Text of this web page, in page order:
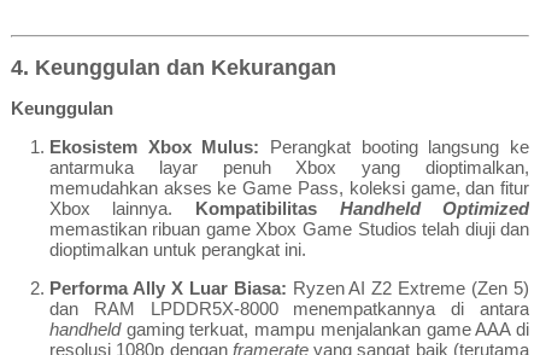
4. Keunggulan dan Kekurangan
Keunggulan
Ekosistem Xbox Mulus: Perangkat booting langsung ke
antarmuka layar penuh Xbox yang dioptimalkan,
memudahkan akses ke Game Pass, koleksi game, dan fitur
Xbox lainnya. Kompatibilitas Handheld Optimized
memastikan ribuan game Xbox Game Studios telah diuji dan
dioptimalkan untuk perangkat ini.
Performa Ally X Luar Biasa: Ryzen AI Z2 Extreme (Zen 5)
dan RAM LPDDR5X-8000 menempatkannya di antara
handheldgaming terkuat, mampu menjalankan game AAA di
resolusi 1080p dengan framerateyang sangat baik (terutama